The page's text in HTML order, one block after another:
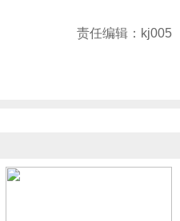
责任编辑：kj005